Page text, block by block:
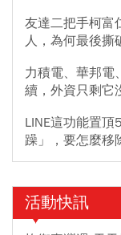
友達二把手柯富
人，為何最後撕
力積電、華邦
續，外資只剩它
LINE這功能置
躁」，要怎麼移
活動快訊